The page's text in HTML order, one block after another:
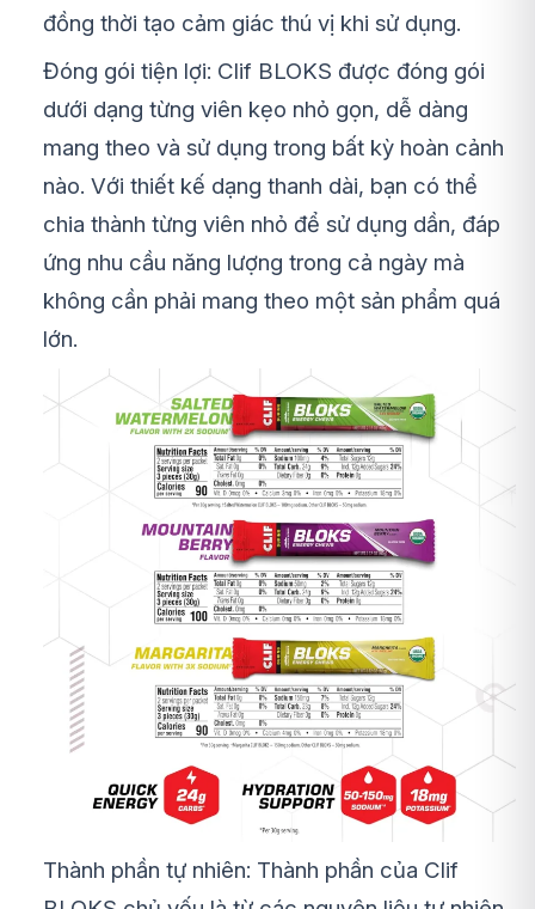
đồng thời tạo cảm giác thú vị khi sử dụng.
Đóng gói tiện lợi: Clif BLOKS được đóng gói
dưới dạng từng viên kẹo nhỏ gọn, dễ dàng
mang theo và sử dụng trong bất kỳ hoàn cảnh
nào. Với thiết kế dạng thanh dài, bạn có thể
chia thành từng viên nhỏ để sử dụng dần, đáp
ứng nhu cầu năng lượng trong cả ngày mà
không cần phải mang theo một sản phẩm quá
lớn.
Thành phần tự nhiên: Thành phần của Clif